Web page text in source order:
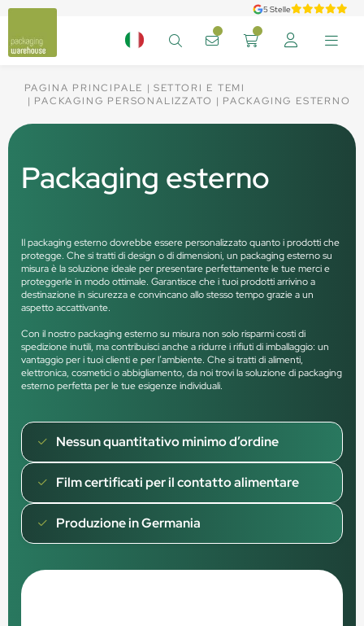
5 Stelle
PAGINA PRINCIPALE
SETTORI E TEMI
PACKAGING PERSONALIZZATO
PACKAGING ESTERNO
Packaging esterno
Il packaging esterno dovrebbe essere personalizzato quanto i prodotti che
protegge. Che si tratti di design o di dimensioni, un packaging esterno su
misura è la soluzione ideale per presentare perfettamente le tue merci e
proteggerle in modo ottimale. Garantisce che i tuoi prodotti arrivino a
destinazione in sicurezza e convincano allo stesso tempo grazie a un
aspetto accattivante.
Con il nostro packaging esterno su misura non solo risparmi costi di
spedizione inutili, ma contribuisci anche a ridurre i rifiuti di imballaggio: un
vantaggio per i tuoi clienti e per l’ambiente. Che si tratti di alimenti,
elettronica, cosmetici o abbigliamento, da noi trovi la soluzione di packaging
esterno perfetta per le tue esigenze individuali.
Nessun quantitativo minimo d’ordine
Film certificati per il contatto alimentare
Produzione in Germania